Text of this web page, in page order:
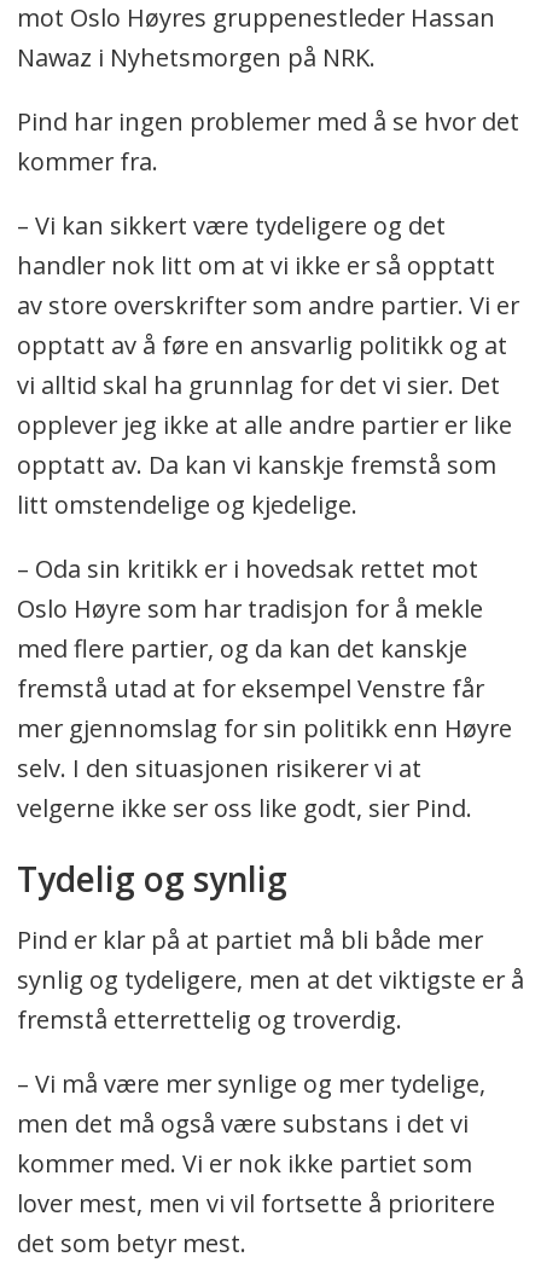
mot Oslo Høyres gruppenestleder Hassan
Nawaz i Nyhetsmorgen på NRK.
Pind har ingen problemer med å se hvor det
kommer fra.
– Vi kan sikkert være tydeligere og det
handler nok litt om at vi ikke er så opptatt
av store overskrifter som andre partier. Vi er
opptatt av å føre en ansvarlig politikk og at
vi alltid skal ha grunnlag for det vi sier. Det
opplever jeg ikke at alle andre partier er like
opptatt av. Da kan vi kanskje fremstå som
litt omstendelige og kjedelige.
– Oda sin kritikk er i hovedsak rettet mot
Oslo Høyre som har tradisjon for å mekle
med flere partier, og da kan det kanskje
fremstå utad at for eksempel Venstre får
mer gjennomslag for sin politikk enn Høyre
selv. I den situasjonen risikerer vi at
velgerne ikke ser oss like godt, sier Pind.
Tydelig og synlig
Pind er klar på at partiet må bli både mer
synlig og tydeligere, men at det viktigste er å
fremstå etterrettelig og troverdig.
– Vi må være mer synlige og mer tydelige,
men det må også være substans i det vi
kommer med. Vi er nok ikke partiet som
lover mest, men vi vil fortsette å prioritere
det som betyr mest.